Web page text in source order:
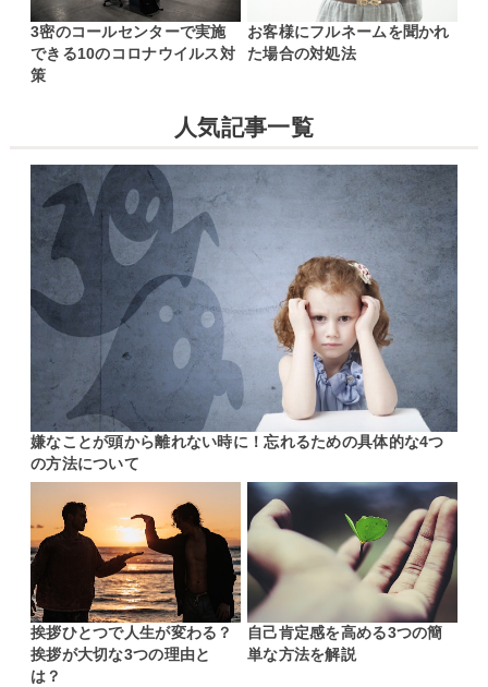
3密のコールセンターで実施
できる10のコロナウイルス対
策
お客様にフルネームを聞かれ
た場合の対処法
人気記事一覧
嫌なことが頭から離れない時に！忘れるための具体的な4つ
の方法について
挨拶ひとつで人生が変わる？
挨拶が大切な3つの理由と
は？
自己肯定感を高める3つの簡
単な方法を解説